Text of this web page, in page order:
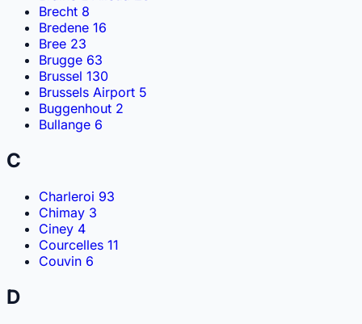
Brecht 8
Bredene 16
Bree 23
Brugge 63
Brussel 130
Brussels Airport 5
Buggenhout 2
Bullange 6
C
Charleroi 93
Chimay 3
Ciney 4
Courcelles 11
Couvin 6
D